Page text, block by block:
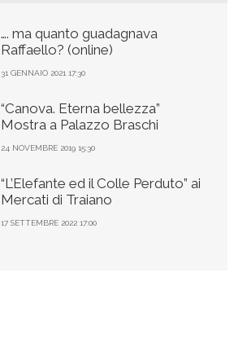
…. ma quanto guadagnava
Raffaello? (online)
31 GENNAIO 2021 17:30
“Canova. Eterna bellezza”
Mostra a Palazzo Braschi
24 NOVEMBRE 2019 15:30
“L’Elefante ed il Colle Perduto” ai
Mercati di Traiano
17 SETTEMBRE 2022 17:00